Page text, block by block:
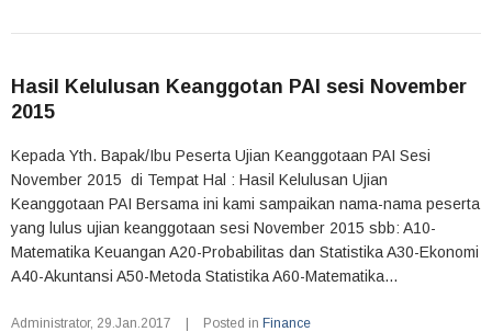
Hasil Kelulusan Keanggotan PAI sesi November
2015
Kepada Yth. Bapak/Ibu Peserta Ujian Keanggotaan PAI Sesi
November 2015 di Tempat Hal : Hasil Kelulusan Ujian
Keanggotaan PAI Bersama ini kami sampaikan nama-nama peserta
yang lulus ujian keanggotaan sesi November 2015 sbb: A10-
Matematika Keuangan A20-Probabilitas dan Statistika A30-Ekonomi
A40-Akuntansi A50-Metoda Statistika A60-Matematika...
Administrator, 29.Jan.2017 Posted in Finance